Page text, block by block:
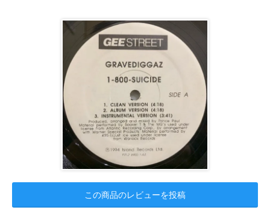
この商品のレビューを投稿